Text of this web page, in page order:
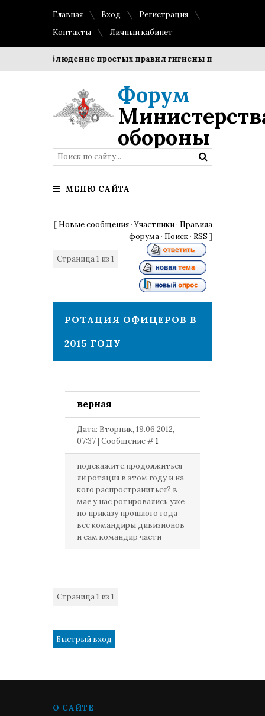
Главная Вход
Регистрация
Контакты
Личный кабинет
Соблюдение простых правил гигиены помогает
Форум
обороны
МЕНЮ САЙТА
[ Новые сообщения ·Участники · Правила
форума · Поиск · RSS ]
Страница1 из 1
РОТАЦИЯ ОФИЦЕРОВ В
2015 ГОДУ
верная
Дата: Вторник, 19.06.2012,
07:37 | Сообщение #1
подскажите,продолжиться
ли ротация в этом году и на
кого распространиться? в
мае у нас ротировались уже
по приказу прошлого года
все командиры дивизионов
и сам командир части
Страница1 из 1
О САЙТЕ